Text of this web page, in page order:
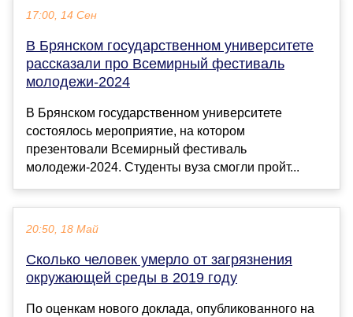
17:00, 14 Сен
В Брянском государственном университете
рассказали про Всемирный фестиваль
молодежи-2024
В Брянском государственном университете
состоялось мероприятие, на котором
презентовали Всемирный фестиваль
молодежи-2024. Студенты вуза смогли пройт...
20:50, 18 Май
Сколько человек умерло от загрязнения
окружающей среды в 2019 году
По оценкам нового доклада, опубликованного на